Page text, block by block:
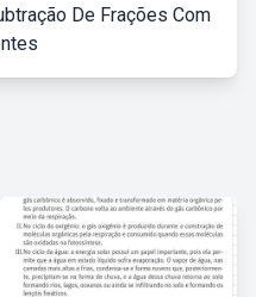
De Frações Com